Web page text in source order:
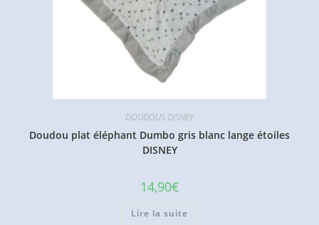
DOUDOUS DISNEY
Doudou plat éléphant Dumbo gris blanc lange étoiles
DISNEY
14,90€
Lire la suite